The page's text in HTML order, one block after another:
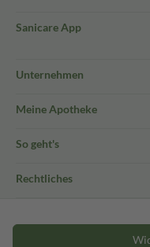
Sanicare App
Unternehmen
Meine Apotheke
So geht's
Rechtliches